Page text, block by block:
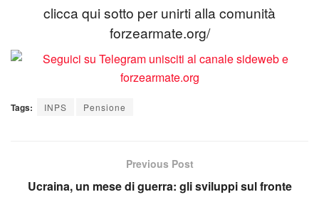
clicca qui sotto per unirti alla comunità
forzearmate.org/
Tags: INPS Pensione
Previous Post
Ucraina, un mese di guerra: gli sviluppi sul fronte